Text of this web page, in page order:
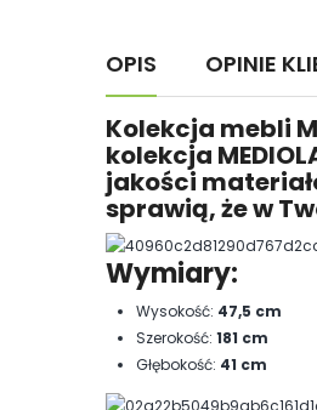
OPIS OPINIE
Kolekcja mebli
kolekcja
jakości
sprawią, że w
Wymiary:
Wysokość: 47,5 cm
Szerokość: 181 cm
Głębokość: 41 cm